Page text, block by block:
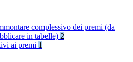
complessivo dei premi (da
in tabelle) 2
ai premi 1